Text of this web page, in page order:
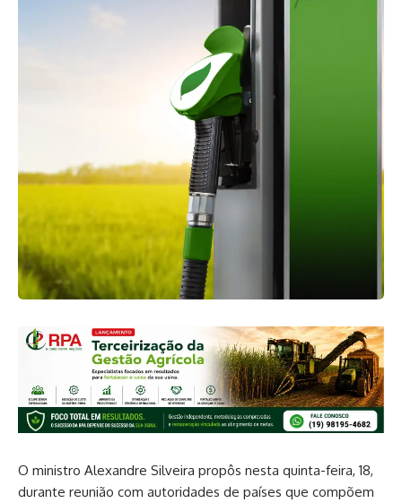
O ministro Alexandre Silveira propôs nesta quinta-feira, 18,
durante reunião com autoridades de países que compõem